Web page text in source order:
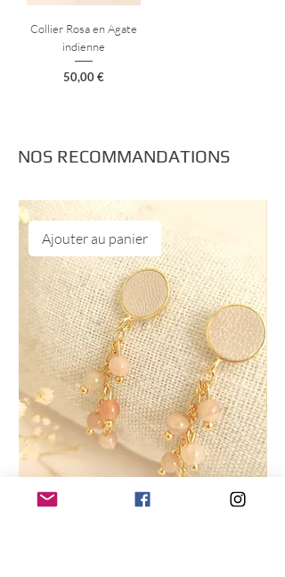
Collier Rosa en Agate
indienne
Prix
50,00 €
NOS RECOMMANDATIONS
Ajouter au panier